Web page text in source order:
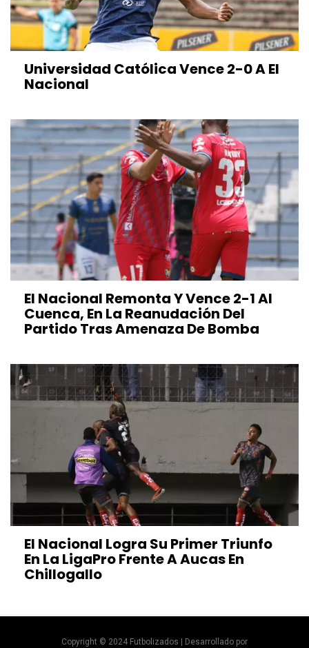
Universidad Católica Vence 2-0 A El
Nacional
El Nacional Remonta Y Vence 2-1 Al
Cuenca, En La Reanudación Del
Partido Tras Amenaza De Bomba
El Nacional Logra Su Primer Triunfo
En La LigaPro Frente A Aucas En
Chillogallo
Copyright © 2024 Futbolizados | Desarrollado por